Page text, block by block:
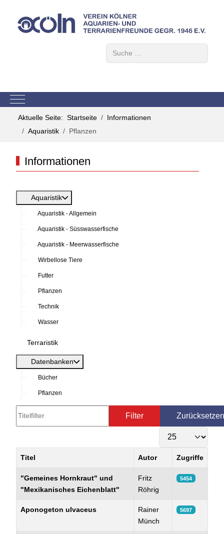
Mobile Menu Toggle
Aktuelle Seite: Startseite
Informationen
Aquaristik
Pflanzen
Informationen
Aquaristik
Aquaristik - Allgemein
Aquaristik - Süsswasserfische
Aquaristik - Meerwasserfische
Wirbellose Tiere
Futter
Pflanzen
Technik
Wasser
Terraristik
Datenbanken
Bücher
Pflanzen
Filter Zurücksetzen
Titel Autor Zugriffe
"Gemeines Hornkraut" und
"Mexikanisches Eichenblatt"
Fritz
Röhrig
5454
Aponogeton ulvaceus
Rainer
Münch
5697